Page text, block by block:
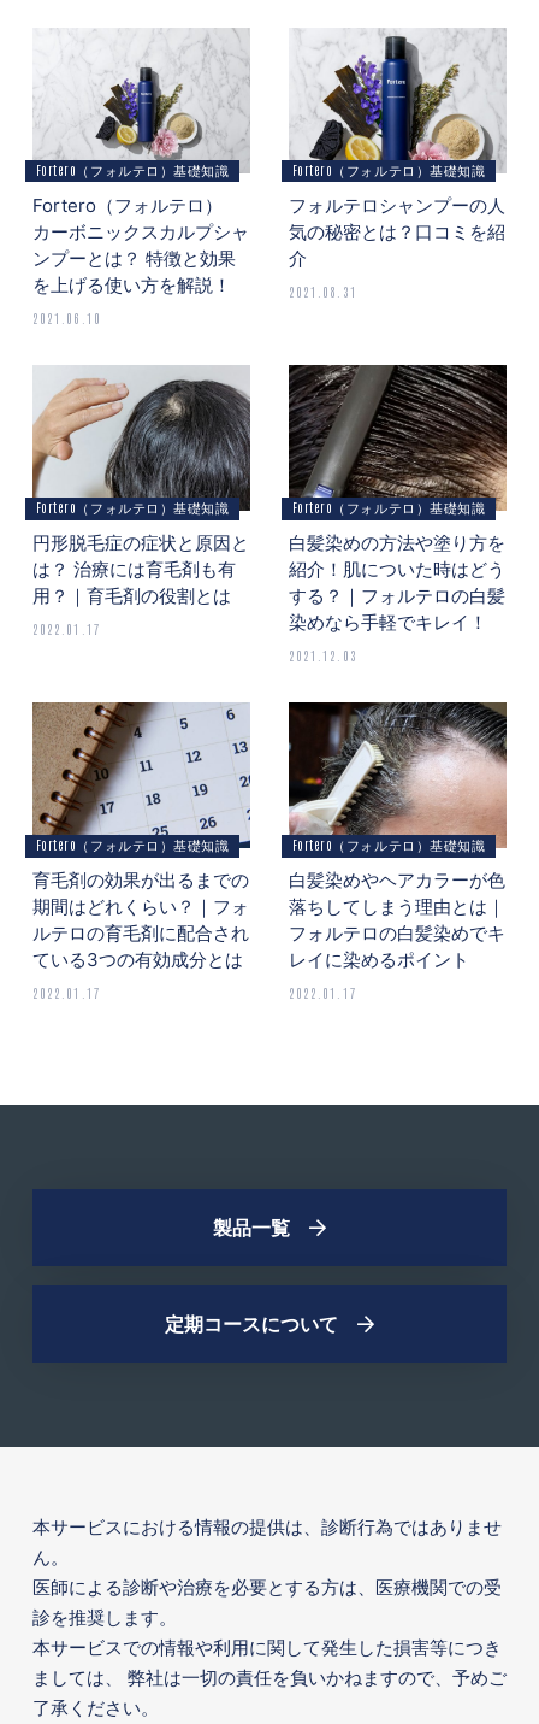
Fortero（フォルテロ）基礎知識
Fortero（フォルテロ）
カーボニックスカルプシャ
ンプーとは？ 特徴と効果
を上げる使い方を解説！
2021.06.10
Fortero（フォルテロ）基礎知識
フォルテロシャンプーの人
気の秘密とは？口コミを紹
介
2021.08.31
Fortero（フォルテロ）基礎知識
円形脱毛症の症状と原因と
は？ 治療には育毛剤も有
用？｜育毛剤の役割とは
2022.01.17
Fortero（フォルテロ）基礎知識
白髪染めの方法や塗り方を
紹介！肌についた時はどう
する？｜フォルテロの白髪
染めなら手軽でキレイ！
2021.12.03
Fortero（フォルテロ）基礎知識
育毛剤の効果が出るまでの
期間はどれくらい？｜フォ
ルテロの育毛剤に配合され
ている3つの有効成分とは
2022.01.17
Fortero（フォルテロ）基礎知識
白髪染めやヘアカラーが色
落ちしてしまう理由とは｜
フォルテロの白髪染めでキ
レイに染めるポイント
2022.01.17
製品一覧
定期コースについて
本サービスにおける情報の提供は、診断行為ではありませ
ん。
医師による診断や治療を必要とする方は、医療機関での受
診を推奨します。
本サービスでの情報や利用に関して発生した損害等につき
ましては、
弊社は一切の責任を負いかねますので、予めご
了承ください。